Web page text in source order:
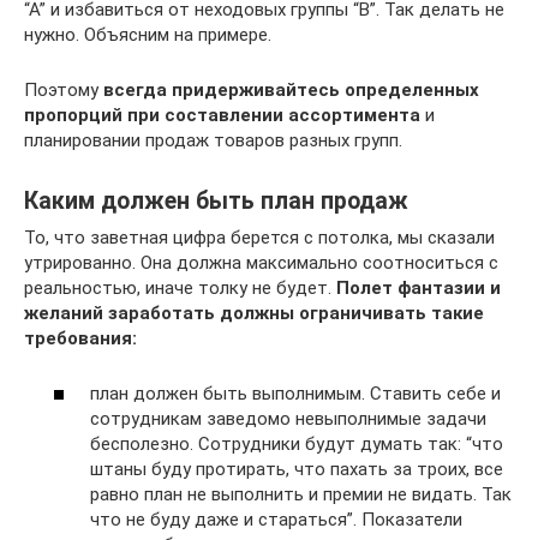
“А” и избавиться от неходовых группы “В”. Так делать не
нужно. Объясним на примере.
Поэтому всегда придерживайтесь определенных
пропорций при составлении ассортимента и
планировании продаж товаров разных групп.
Каким должен быть план продаж
То, что заветная цифра берется с потолка, мы сказали
утрированно. Она должна максимально соотноситься с
реальностью, иначе толку не будет. Полет фантазии и
желаний заработать должны ограничивать такие
требования:
план должен быть выполнимым. Ставить себе и
сотрудникам заведомо невыполнимые задачи
бесполезно. Сотрудники будут думать так: “что
штаны буду протирать, что пахать за троих, все
равно план не выполнить и премии не видать. Так
что не буду даже и стараться”. Показатели